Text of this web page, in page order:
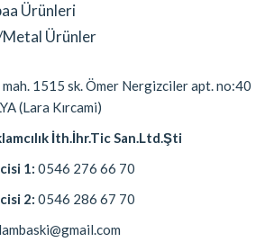
Ürünleri
Ürünler
mah. 1515 sk. Ömer Nergizciler apt. no:40
(Lara Kırcami)
İth.İhr.Tic San.Ltd.Şti
1: 0546 276 66 70
2: 0546 286 67 70